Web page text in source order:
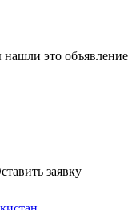
это объявление
заявку